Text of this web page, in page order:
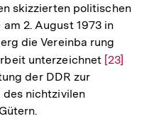
skizzierten politischen
2. August 1973 in
die Vereinba­ rung
unterzeichnet Zur
[23]
der DDR zur
des nichtzivilen